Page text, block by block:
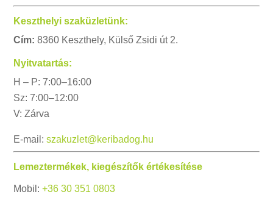
Keszthelyi szaküzletünk:
Cím:8360 Keszthely, Külső Zsidi út 2.
Nyitvatartás:
H – P: 7:00–16:00
Sz: 7:00–12:00
V: Zárva
E-mail:szakuzlet@keribadog.hu
Lemeztermékek, kiegészítők értékesítése
Mobil:+36 30 351 0803